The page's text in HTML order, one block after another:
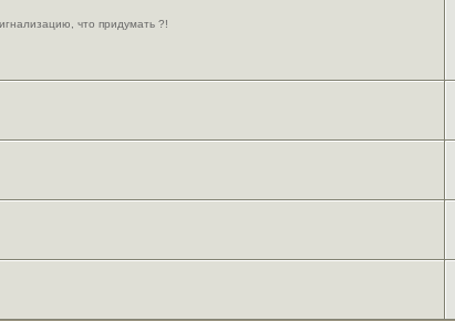
что придумать ?!